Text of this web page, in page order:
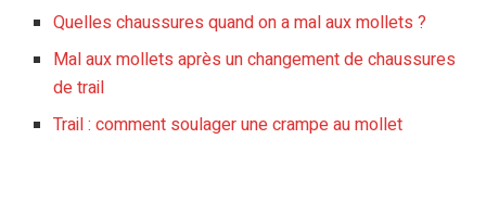
Quelles chaussures quand on a mal aux mollets ?
Mal aux mollets après un changement de chaussures
de trail
Trail : comment soulager une crampe au mollet